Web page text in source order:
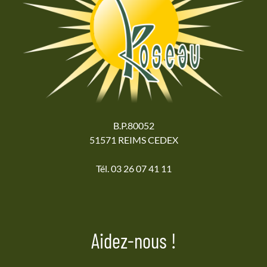
B.P.80052
51571 REIMS CEDEX
Tél. 03 26 07 41 11
Aidez-nous !